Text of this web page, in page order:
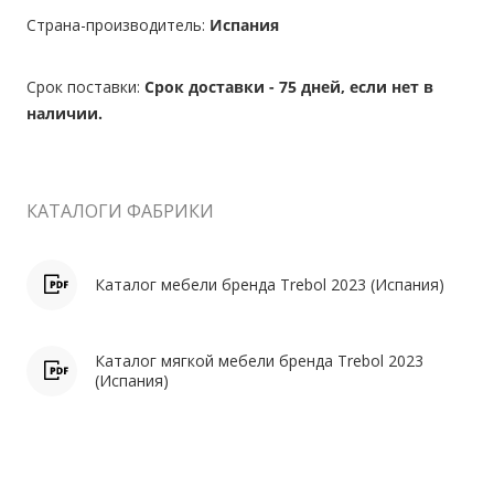
Страна-производитель: Испания
Срок поставки: Срок доставки - 75 дней, если нет в
наличии.
КАТАЛОГИ ФАБРИКИ
Каталог мебели бренда Trebol 2023 (Испания)
Каталог мягкой мебели бренда Trebol 2023
(Испания)